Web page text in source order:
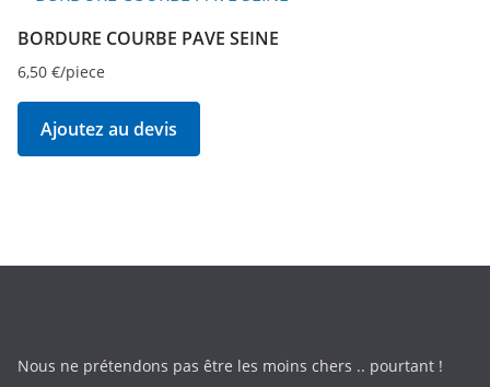
BORDURE COURBE PAVE SEINE
6,50 €/piece
Ajoutez au devis
Nous ne prétendons pas être les moins chers .. pourtant !